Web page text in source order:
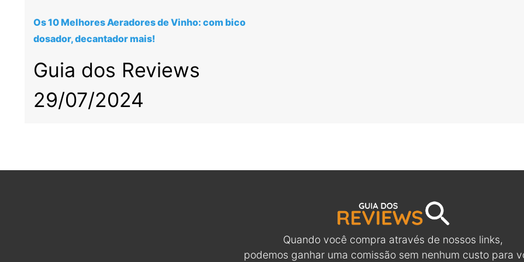
Os 10 Melhores Aeradores de Vinho: com bico
dosador, decantador mais!
Guia dos Reviews
29/07/2024
Quando você compra através de nossos links,
podemos ganhar uma comissão sem nenhum custo para